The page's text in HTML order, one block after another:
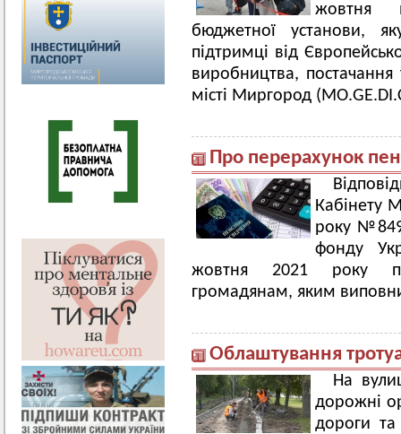
жовтня
бюджетної установи,
підтримці від
виробництва,
місті Миргород
Про перерахунок
Кабінету
року №849
фонду
жовтня 2021 року
громадянам, яким
Облаштування
На
дорожні
дороги